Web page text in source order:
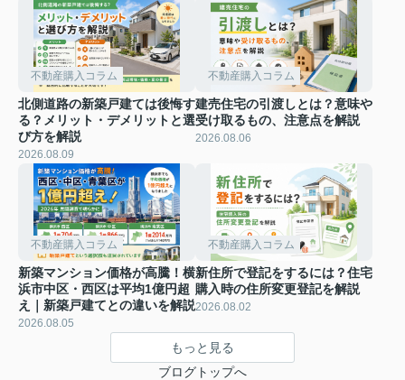
不動産購入コラム
北側道路の新築戸建ては後悔す
る？メリット・デメリットと選
び方を解説
2026.08.09
不動産購入コラム
建売住宅の引渡しとは？意味や
受け取るもの、注意点を解説
2026.08.06
不動産購入コラム
新築マンション価格が高騰！横
浜市中区・西区は平均1億円超
え｜新築戸建てとの違いを解説
2026.08.05
不動産購入コラム
新住所で登記をするには？住宅
購入時の住所変更登記を解説
2026.08.02
もっと見る
ブログトップへ